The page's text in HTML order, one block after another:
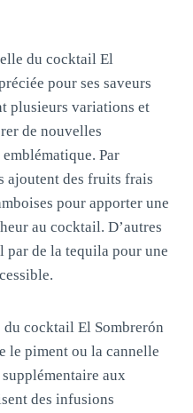
du cocktail El
pour ses saveurs
plusieurs variations et
de nouvelles
Par
ajoutent des fruits frais
pour apporter une
au cocktail. D’autres
par de la tequila pour une
cocktail El Sombrerón
le piment ou la cannelle
aux
des infusions